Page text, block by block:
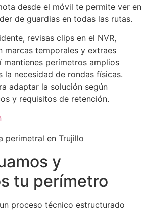
desde el móvil te permite ver en
de guardias en todas las rutas.
revisas clips en el NVR,
marcas temporales y extraes
mantienes perímetros amplios
la necesidad de rondas físicas.
adaptar la solución según
y requisitos de retención.
y
tu perímetro
proceso técnico estructurado